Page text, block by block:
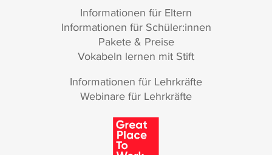
Informationen für Eltern
Informationen für Schüler:innen
Pakete & Preise
Vokabeln lernen mit Stift
Informationen für Lehrkräfte
Webinare für Lehrkräfte